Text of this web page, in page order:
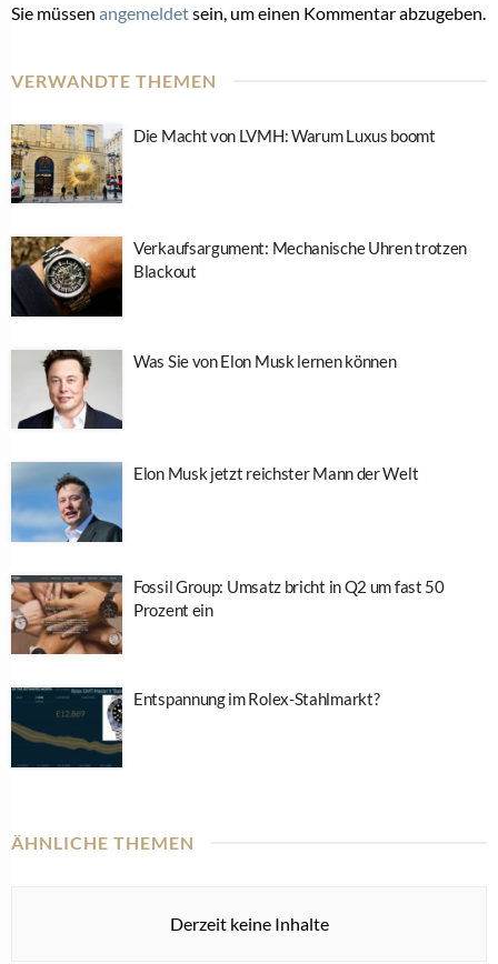
Sie müssen angemeldetsein, um einen Kommentar abzugeben.
VERWANDTE THEMEN
Die Macht von LVMH: Warum Luxus boomt
Verkaufsargument: Mechanische Uhren trotzen
Blackout
Was Sie von Elon Musk lernen können
Elon Musk jetzt reichster Mann der Welt
Fossil Group: Umsatz bricht in Q2 um fast 50
Prozent ein
Entspannung im Rolex-Stahlmarkt?
ÄHNLICHE THEMEN
Derzeit keine Inhalte